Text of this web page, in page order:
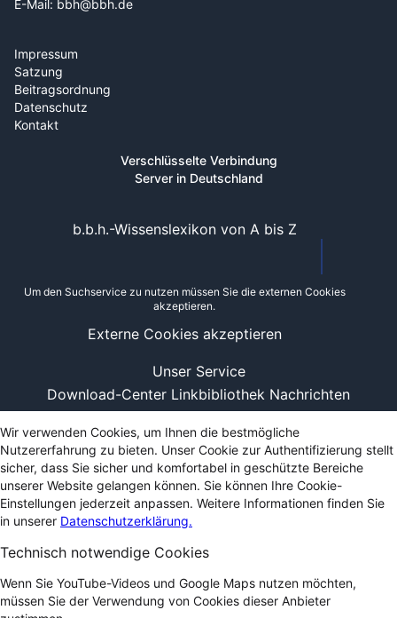
E-Mail: bbh@bbh.de
Impressum
Satzung
Beitragsordnung
Datenschutz
Kontakt
Verschlüsselte Verbindung
Server in Deutschland
Unser Service
Download-Center Linkbibliothek Nachrichten
b.b.h.-Wissenslexikon von A bis Z
Um den Suchservice zu nutzen müssen Sie die externen Cookies
akzeptieren.
Externe Cookies akzeptieren
Wir verwenden Cookies, um Ihnen die bestmögliche
Nutzererfahrung zu bieten. Unser Cookie zur Authentifizierung stellt
sicher, dass Sie sicher und komfortabel in geschützte Bereiche
unserer Website gelangen können. Sie können Ihre Cookie-
Einstellungen jederzeit anpassen. Weitere Informationen finden Sie
in unserer Datenschutzerklärung.
Technisch notwendige Cookies
Wenn Sie YouTube-Videos und Google Maps nutzen möchten,
müssen Sie der Verwendung von Cookies dieser Anbieter